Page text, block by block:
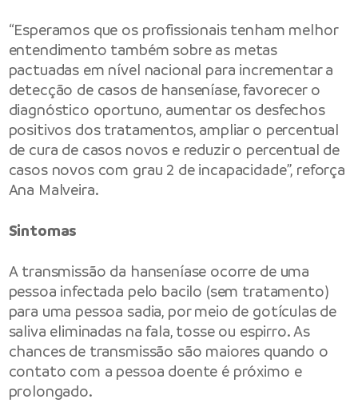
“Esperamos que os profissionais tenham melhor
entendimento também sobre as metas
pactuadas em nível nacional para incrementar a
detecção de casos de hanseníase, favorecer o
diagnóstico oportuno, aumentar os desfechos
positivos dos tratamentos, ampliar o percentual
de cura de casos novos e reduzir o percentual de
casos novos com grau 2 de incapacidade”, reforça
Ana Malveira.
Sintomas
A transmissão da hanseníase ocorre de uma
pessoa infectada pelo bacilo (sem tratamento)
para uma pessoa sadia, por meio de gotículas de
saliva eliminadas na fala, tosse ou espirro. As
chances de transmissão são maiores quando o
contato com a pessoa doente é próximo e
prolongado.